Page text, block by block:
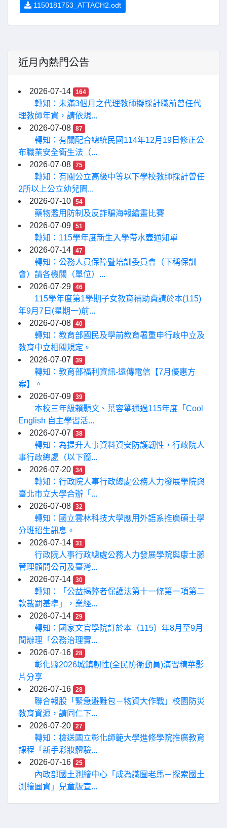
1150181753_ATTACH2.odt
近月內熱門公告
2026-07-14 164
轉知：未滿3個月之代理教師擬採計職前曾任代
理教師年資，請依規...
2026-07-08
87
轉知：有關配合總統民國114年12月19日修正公
布職業安全衛生法（...
2026-07-08
75
轉知：有關公立高級中等以下學校教師採計曾任
2所以上公立幼兒園...
2026-07-10
54
藥物濫用防制及反詐騙海報繪畫比賽
2026-07-09
51
轉知：115學年度新生入學帶水壺通知單
2026-07-14
47
轉知：公務人員保障暨培訓委員會（下稱保訓
會）請各機關（單位）...
2026-07-29
46
115學年度第1學期子女教育補助費請於本(115)
年9月7日(星期一)前...
2026-07-08
40
轉知：教育部國民及學前教育署重申行政中立及
教育中立相關規定。
2026-07-07
39
轉知：教育部福利資訊-遠傳電信【7月優惠方
案】。
2026-07-09
39
本校三年級賴顥文、葉容箏通過115年度「Cool
English 自主學習活...
2026-07-07
38
轉知：為提升人事資料資安防護韌性，行政院人
事行政總處（以下簡...
2026-07-20
34
轉知：行政院人事行政總處公務人力發展學院與
臺北市立大學合辦「...
2026-07-08
32
轉知：國立雲林科技大學應用外語系推廣碩士學
分班招生訊息。
2026-07-14
31
行政院人事行政總處公務人力發展學院與康士藤
管理顧問公司及臺灣...
2026-07-14
30
轉知：「公益揭弊者保護法第十一條第一項第二
款裁罰基準」，業經...
2026-07-14
29
轉知：國家文官學院訂於本（115）年8月至9月
間辦理「公務治理實...
2026-07-16
28
彰化縣2026城鎮韌性(全民防衛動員)演習精華影
片分享
2026-07-16
28
聯合報股「緊急避難包－物資大作戰」校園防災
教育資源，請同仁下...
2026-07-20
27
轉知：檢送國立彰化師範大學進修學院推廣教育
課程「新手彩妝體驗...
2026-07-16
25
內政部國土測繪中心「成為識圖老馬－探索國土
測繪圖資」兒童版宣...